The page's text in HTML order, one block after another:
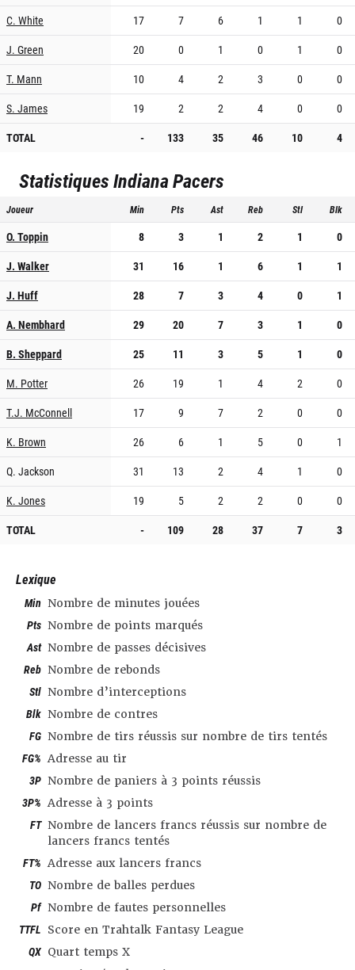
C. White
17 7 6 1 1
0
J. Green
20 0 1 0 1
0
T. Mann
10 4 2 3 0
0
S. James
19 2 2 4 0
0
TOTAL
- 133 35 46 10 4
StatistiquesIndiana Pacers
Joueur Min Pts Ast Reb Stl Blk
O. Toppin 8 3 1 2 1
0
J. Walker
31 16 1 6 1
1
J. Huff
28 7 3 4 0
1
A. Nembhard
29 20 7 3 1
0
B. Sheppard
25 11 3 5 1
0
M. Potter
26 19 1 4 2
0
T.J. McConnell
17 9 7 2 0
0
K. Brown
26 6 1 5 0
1
Q. Jackson
31 13 2 4 1
0
K. Jones
19 5 2 2 0
0
TOTAL
- 109 28 37 7 3
Lexique
Min Nombre de minutes jouées
Pts Nombre de points marqués
Ast Nombre de passes décisives
Reb Nombre de rebonds
Stl Nombre d’interceptions
Blk Nombre de contres
FG Nombre de tirs réussis sur nombre de tirs tentés
FG% Adresse au tir
3P Nombre de paniers à 3 points réussis
3P% Adresse à 3 points
FT Nombre de lancers francs réussis sur nombre de
lancers francs tentés
FT% Adresse aux lancers francs
TO Nombre de balles perdues
Pf Nombre de fautes personnelles
TTFL Score en Trahtalk Fantasy League
QX Quart temps X